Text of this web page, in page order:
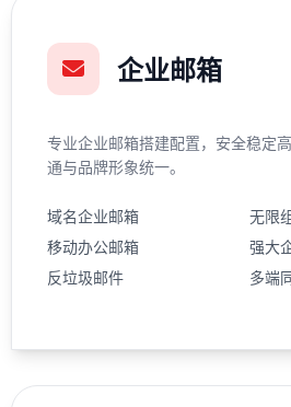
企业邮箱
专业企业邮箱搭建配置，安全稳定
通与品牌形象统一。
域名企业邮箱
无限
移动办公邮箱
强大
反垃圾邮件
多端